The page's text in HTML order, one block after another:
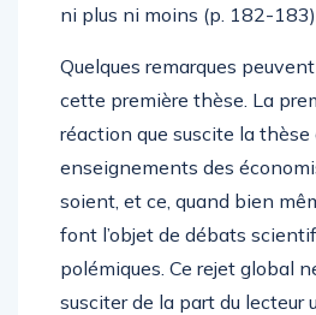
ni plus ni moins (p. 182-
Quelques remarques
cette première thèse. La
réaction que suscite la thèse
enseignements des
soient, et ce, quand bien
font l’objet de débats
polémiques. Ce rejet global
susciter de la part du lecteur